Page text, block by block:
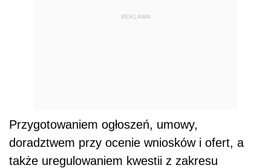
REKLAMA
Przygotowaniem ogłoszeń, umowy,
doradztwem przy ocenie wniosków i ofert, a
także uregulowaniem kwestii z zakresu